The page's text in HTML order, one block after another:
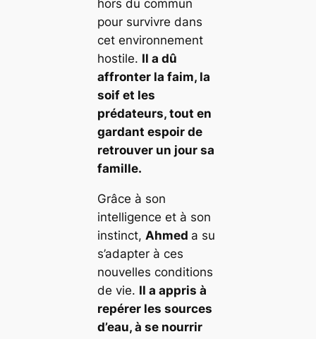
hors du commun
pour survivre dans
cet environnement
hostile. Il a dû
affronter la faim, la
soif et les
prédateurs, tout en
gardant espoir de
retrouver un jour sa
famille.
Grâce à son
intelligence et à son
instinct, Ahmed a su
s’adapter à ces
nouvelles conditions
de vie. Il a appris à
repérer les sources
d’eau, à se nourrir